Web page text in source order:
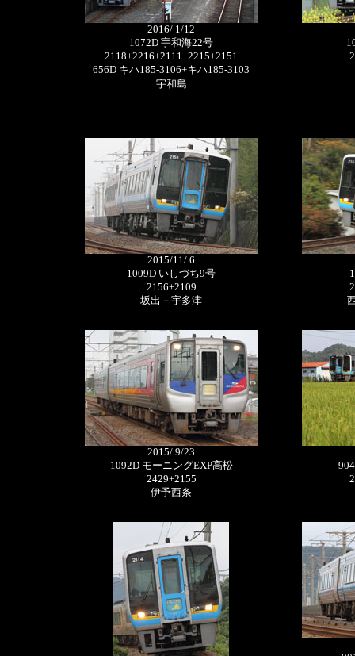
2016/ 1/12
1072D 宇和海22号
2118+2216+2111+2215+2151
656D キハ185-3106+キハ185-3103
宇和島
2015/11/ 6
1009D いしづち9号
2156+2109
坂出－宇多津
2015/ 9/23
1092D モーニングEXP高松
2429+2155
伊予西条